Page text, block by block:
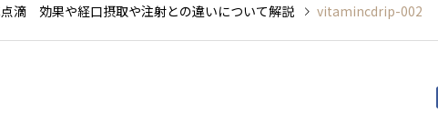
滴 効果や経口摂取や注射との違いについて解説 vitamincdrip-002